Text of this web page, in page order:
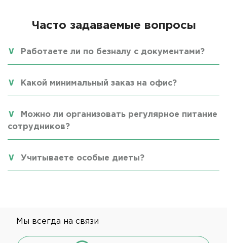
Часто задаваемые вопросы
Работаете ли по безналу с документами?
Какой минимальный заказ на офис?
Можно ли организовать регулярное питание
сотрудников?
Учитываете особые диеты?
Мы всегда на связи